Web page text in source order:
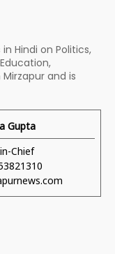
Hindi on Politics,
and is
Gupta
Chief